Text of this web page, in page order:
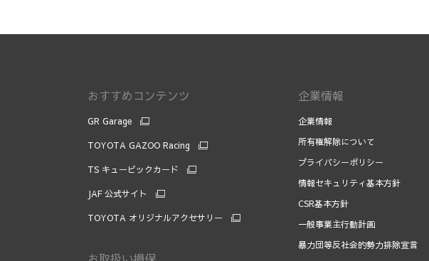
おすすめコンテンツ
GR Garage
TOYOTA GAZOO Racing
TS キュービックカード
JAF 公式サイト
TOYOTA オリジナルアクセサリー
企業情報
企業情報
所有権解除について
プライバシーポリシー
情報セキュリティ基本方針
CSR基本方針
一般事業主行動計画
暴力団等反社会的勢力排除宣言